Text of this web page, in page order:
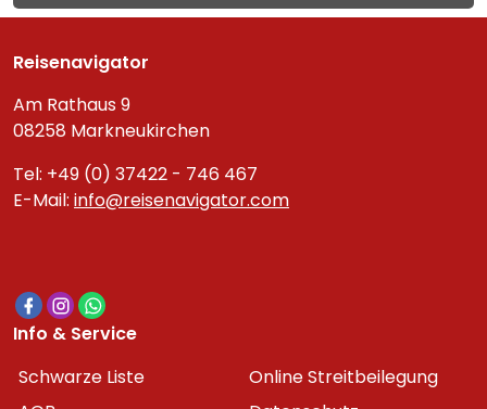
Reisenavigator
Am Rathaus 9
08258 Markneukirchen
Tel: +49 (0) 37422 - 746 467
E-Mail: info@reisenavigator.com
Info & Service
Schwarze Liste
Online Streitbeilegung